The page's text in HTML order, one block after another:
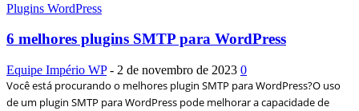
Plugins WordPress
6 melhores plugins SMTP para WordPress
Equipe Império WP - 2 de novembro de 2023 0
Você está procurando o melhores plugin SMTP para WordPress?O uso
de um plugin SMTP para WordPress pode melhorar a capacidade de